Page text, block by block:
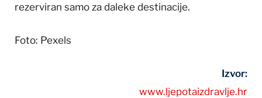
rezerviran samo za daleke destinacije.
Foto: Pexels
Izvor:
www.ljepotaizdravlje.hr